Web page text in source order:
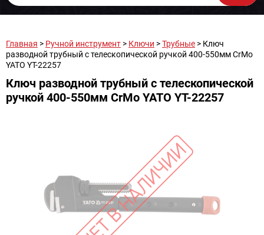
Главная > Ручной инструмент > Ключи >Трубные > Ключ
разводной трубный с телескопической ручкой 400-550мм CrMo
YATO YT-22257
Ключ разводной трубный с телескопической
ручкой 400-550мм CrMo YATO YT-22257